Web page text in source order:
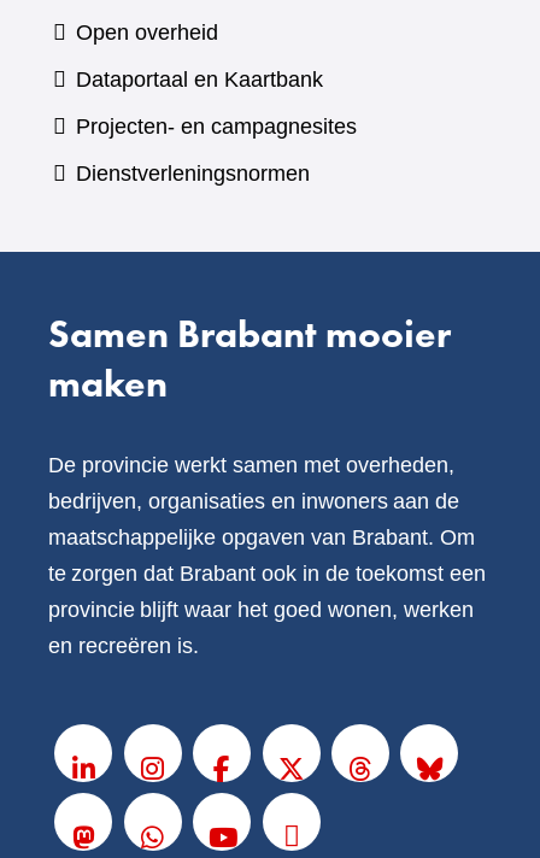
andere
website)
Open overheid
Dataportaal en Kaartbank(verwijst
naar
Projecten- en campagnesites
Dienstverleningsnormen
Samen Brabant mooier
maken
De provincie werkt samen met overheden,
bedrijven, organisaties en inwoners aan de
maatschappelijke opgaven van Brabant. Om
te zorgen dat Brabant ook in de toekomst een
provincie blijft waar het goed wonen, werken
en recreëren is.
LinkedInInstagramFacebook
X